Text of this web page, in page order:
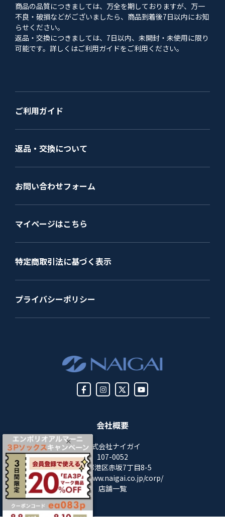
会社概要
株式会社ナイガイ
107-0052
東京都港区赤坂7丁目8-5
https://www.naigai.co.jp/corp/
店舗一覧
商品の品質につきましては、万全を期しておりますが、万一
不良・破損などがございましたら、商品到着後7日以内にお知
らせください。
返品・交換につきましては、7日以内、未開封・未使用に限り
可能です。詳しくはご利用ガイドをご利用ください。
ご利用ガイド
返品・交換について
お問い合わせフォーム
マイページはこちら
特定商取引法に基づく表示
プライバシーポリシー